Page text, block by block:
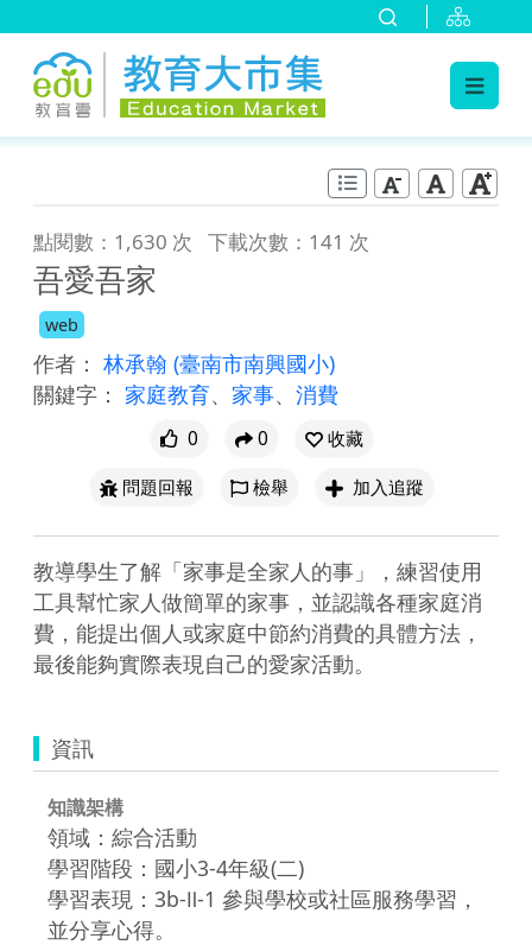
點閱數：1,630 次 下載次數：141 次
吾愛吾家
web
作者： 林承翰 (臺南市南興國小)
關鍵字： 家庭教育、 家事、 消費
0 0
收藏
問題回報
檢舉 加入追蹤
教導學生了解「家事是全家人的事」，練習使用
工具幫忙家人做簡單的家事，並認識各種家庭消
費，能提出個人或家庭中節約消費的具體方法，
資訊
知識架構
領域：綜合活動
學習階段：國小3-4年級(二)
學習表現：3b-Ⅱ-1 參與學校或社區服務學習，
並分享心得。